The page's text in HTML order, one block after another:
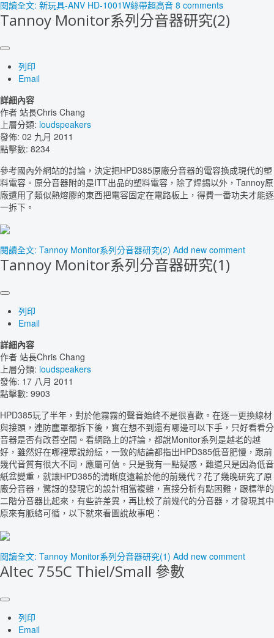
閱讀全文: 新玩具-ANV HD-1001W絲帶超高音 8 comments
Tannoy Monitor系列分音器研究(2)
列印
Email
詳細內容
作者 站長Chris Chang
上層分類: loudspeakers
發佈: 02 九月 2011
點擊數: 8234
參考國內外網站的討論，決定把HPD385原廠分音器的電容換成現代的塑
料電容。原分音器附的是ITT出品的塑料電容，除了焊錫以外，Tannoy原
廠還用了類似熱熔膠的東西把電容固定在電路板上，得費一番功夫才能逐
一拆下。
閱讀全文: Tannoy Monitor系列分音器研究(2) Add new comment
Tannoy Monitor系列分音器研究(1)
列印
Email
詳細內容
作者 站長Chris Chang
上層分類: loudspeakers
發佈: 17 八月 2011
點擊數: 9903
HPD385玩了半年，對於他霧霧的聲音始終不是很喜歡。在逐一更換線材
與接頭，連防塵罩都拆下後，實在想不到還有哪邊可以下手，只好看看分
音器是否有改善空間。看網路上的評論，都說Monitor系列是越老的越
好，雖然好在哪裡眾說紛紜，一致的結論都指出HPD385低音肥慢，跟前
幾代音質有很大不同，應屬可信。只是我有一點疑惑，難道只是因為低音
紙盆變重，就讓HPD385的清晰度遠輸於他的前幾代？花了幾晚研究了原
廠分音器，驚訝的發現它的設計相當複雜，直接分析有點困難，跟標準的
二階分音器比起來，有些許差異，再比較了前幾代的分音器，才發現其中
原來有脈絡可循，以下就來看圖說故事吧：
閱讀全文: Tannoy Monitor系列分音器研究(1) Add new comment
Altec 755C Thiel/Small 參數
列印
Email